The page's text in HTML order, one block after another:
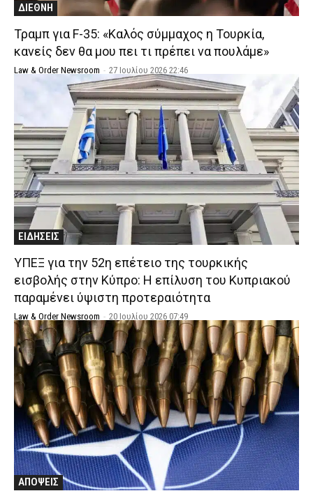
ΔΙΕΘΝΗ
Τραμπ για F-35: «Καλός σύμμαχος η Τουρκία,
κανείς δεν θα μου πει τι πρέπει να πουλάμε»
Law & Order Newsroom - 27 Ιουλίου 2026 22:46
ΕΙΔΗΣΕΙΣ
ΥΠΕΞ για την 52η επέτειο της τουρκικής
εισβολής στην Κύπρο: Η επίλυση του Κυπριακού
παραμένει ύψιστη προτεραιότητα
Law & Order Newsroom - 20 Ιουλίου 2026 07:49
ΑΠΟΨΕΙΣ